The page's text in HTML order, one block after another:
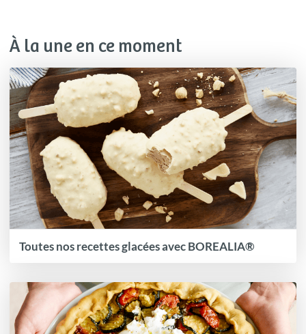
À la une en ce moment
Toutes nos recettes glacées avec BOREALIA®